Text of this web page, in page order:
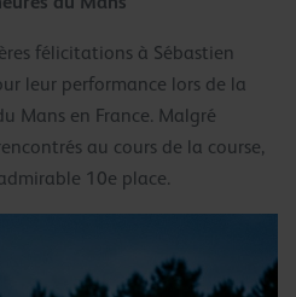
félicitations à Sébastien
leur performance lors de la
Mans en France. Malgré
au cours de la course,
10e place.